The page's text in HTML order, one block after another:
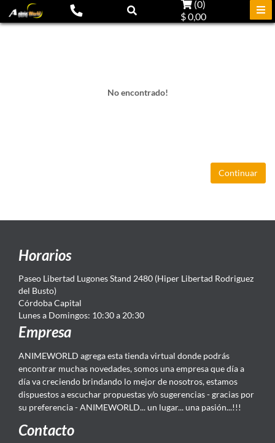
(0)
$ 0,00
No encontrado!
Continuar
Horarios
Paseo Libertad Lugones Stand 2480 (Hiper Libertad Rodriguez
del Busto)
Córdoba Capital
Lunes a Domingos: 10:30 a 20:30
Empresa
ANIMEWORLD agrega esta tienda virtual donde podrás
encontrar muchas novedades, somos una empresa que día a
día va creciendo brindando lo mejor de nosotros, estamos
dispuestos a escuchar propuestas y/o sugerencias - gracias por
su preferencia - ANIMEWORLD... un lugar... una pasión...!!!
Contacto